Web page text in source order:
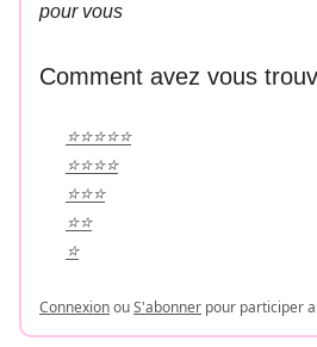
pour vous
Comment avez vous
⭐️⭐️⭐️⭐️⭐️
⭐️⭐️⭐️⭐️
⭐️⭐️⭐️
⭐️⭐️
⭐️
ConnexionouS'abonner pour participer